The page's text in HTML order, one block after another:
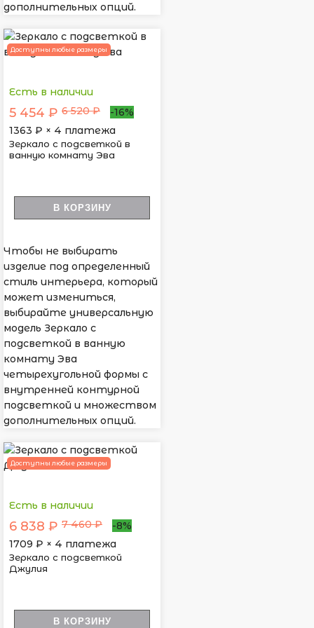
дополнительных опций.
Доступны любые размеры
Есть в наличии
5 454 ₽ 6 520 ₽
-16%
1363 ₽ × 4 платежа
Зеркало с подсветкой в
ванную комнату Эва
В КОРЗИНУ
Чтобы не выбирать
изделие под определенный
стиль интерьера, который
может измениться,
выбирайте универсальную
модель Зеркало с
подсветкой в ванную
комнату Эва
четырехугольной формы с
внутренней контурной
подсветкой и множеством
дополнительных опций.
Доступны любые размеры
Есть в наличии
6 838 ₽ 7 460 ₽
-8%
1709 ₽ × 4 платежа
Зеркало с подсветкой
Джулия
В КОРЗИНУ